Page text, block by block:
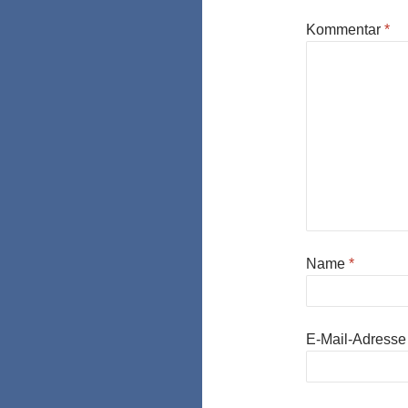
Kommentar *
Name *
E-Mail-